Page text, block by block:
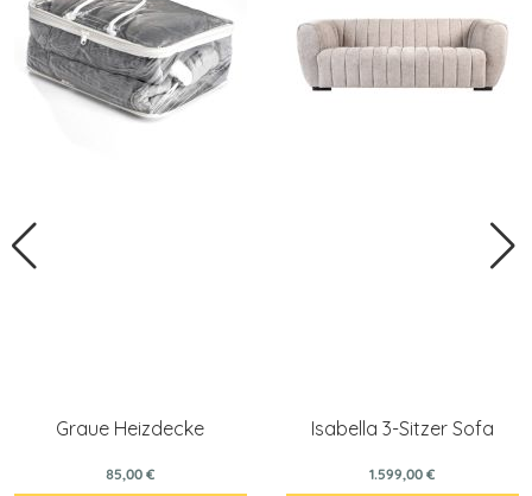
Graue Heizdecke
85,00 €
Isabella 3-Sitzer Sofa
1.599,00 €